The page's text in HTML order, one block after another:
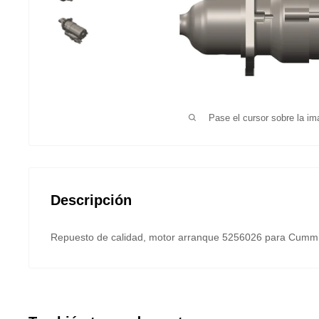
Pase el cursor sobre la
Descripción
Repuesto de calidad, motor arranque 5256026 para